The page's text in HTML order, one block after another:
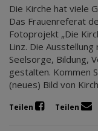
Die Kirche hat viele
Das Frauenreferat
Fotoprojekt „Die
Linz. Die
Seelsorge, Bildung,
gestalten. Kommen
(neues) Bild von
Teilen Teilen